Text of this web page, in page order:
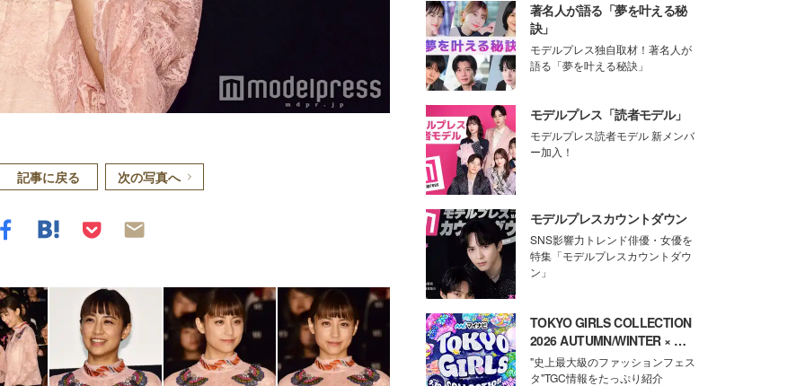
記事に戻る 次の写真へ
著名人が語る「夢を叶える秘
訣」
モデルプレス独自取材！著名人が
語る「夢を叶える秘訣」
モデルプレス「読者モデル」
モデルプレス読者モデル 新メンバ
ー加入！
モデルプレスカウントダウン
SNS影響力トレンド俳優・女優を
特集「モデルプレスカウントダウ
ン」
TOKYO GIRLS COLLECTION
2026 AUTUMN/WINTER × モ
デルプレス
"史上最大級のファッションフェス
タ"TGC情報をたっぷり紹介